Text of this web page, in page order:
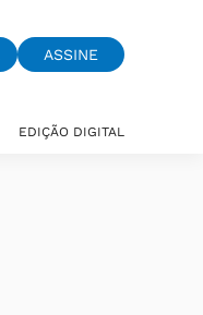
ASSINE
EDIÇÃO DIGITAL